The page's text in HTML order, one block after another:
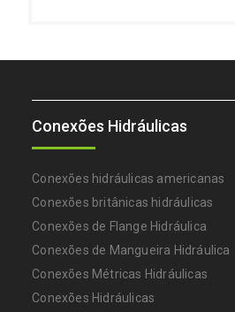
Conexões Hidráulicas
Conexões hidráulicas americanas
Conexões britânicas hidráulicas
Conexões de Flange Hidráulica
Conexões de Mangueira Hidráulica
Conexões Métricas Hidráulicas
Conexões Hidráulicas